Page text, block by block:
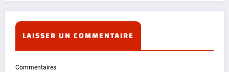
LAISSER UN COMMENTAIRE
Commentaires